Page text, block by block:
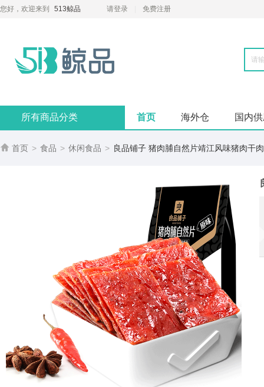
您好，欢迎来到 513鲸品 请登录 免费注册
所有商品分类 首页 海外仓 国内
 首页 > 食品 > 休闲食品 > 良品铺子 猪肉脯自然片靖江风味猪肉干